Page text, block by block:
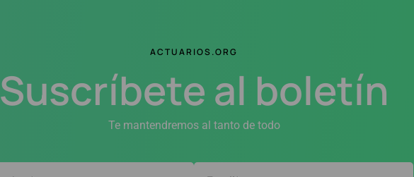
ACTUARIOS.ORG
Suscríbete al boletín
Te mantendremos al tanto de todo